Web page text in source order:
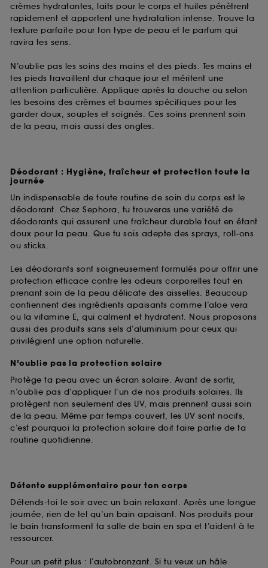
crèmes hydratantes, laits pour le corps et huiles pénètrent
rapidement et apportent une hydratation intense. Trouve la
texture parfaite pour ton type de peau et le parfum qui
ravira tes sens.
N’oublie pas les soins des mains et des pieds. Tes mains et
tes pieds travaillent dur chaque jour et méritent une
attention particulière. Applique après la douche ou selon
les besoins des crèmes et baumes spécifiques pour les
garder doux, souples et soignés. Ces soins prennent soin
de la peau, mais aussi des ongles.
Déodorant : Hygiène, fraîcheur et protection toute la
journée
Un indispensable de toute routine de soin du corps est le
déodorant. Chez Sephora, tu trouveras une variété de
déodorants qui assurent une fraîcheur durable tout en étant
doux pour la peau. Que tu sois adepte des sprays, roll-ons
ou sticks.
Les déodorants sont soigneusement formulés pour offrir une
protection efficace contre les odeurs corporelles tout en
prenant soin de la peau délicate des aisselles. Beaucoup
contiennent des ingrédients apaisants comme l’aloe vera
ou la vitamine E, qui calment et hydratent. Nous proposons
aussi des produits sans sels d’aluminium pour ceux qui
privilégient une option naturelle.
N’oublie pas la protection solaire
Protège ta peau avec un écran solaire. Avant de sortir,
n’oublie pas d’appliquer l’un de nos produits solaires. Ils
protègent non seulement des UV, mais prennent aussi soin
de la peau. Même par temps couvert, les UV sont nocifs,
c’est pourquoi la protection solaire doit faire partie de ta
routine quotidienne.
Détente supplémentaire pour ton corps
Détends-toi le soir avec un bain relaxant. Après une longue
journée, rien de tel qu’un bain apaisant. Nos produits pour
le bain transforment ta salle de bain en spa et t’aident à te
ressourcer.
Pour un petit plus : l’autobronzant. Si tu veux un hâle